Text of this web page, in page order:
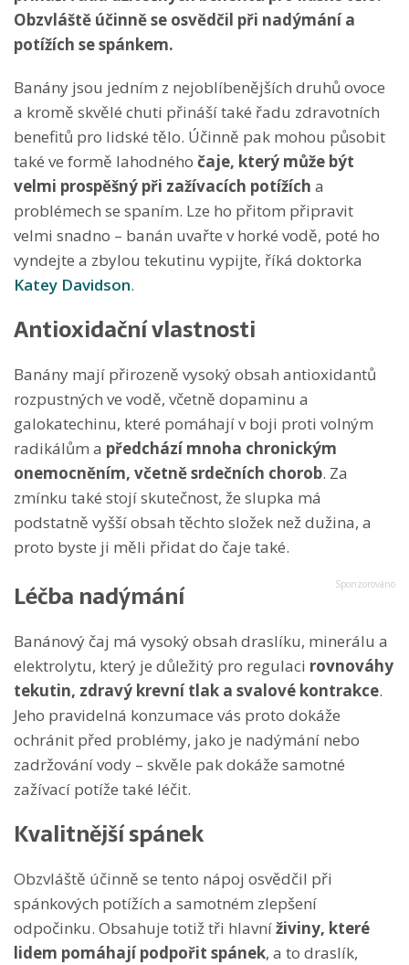
Obzvláště účinně se osvědčil při nadýmání a
potížích se spánkem.
Banány jsou jedním z nejoblíbenějších druhů ovoce
a kromě skvělé chuti přináší také řadu zdravotních
benefitů pro lidské tělo. Účinně pak mohou působit
také ve formě lahodného čaje, který může být
velmi prospěšný při zažívacích potížích a
problémech se spaním. Lze ho přitom připravit
velmi snadno – banán uvařte v horké vodě, poté ho
vyndejte a zbylou tekutinu vypijte, říká doktorka
Katey Davidson.
Antioxidační vlastnosti
Banány mají přirozeně vysoký obsah antioxidantů
rozpustných ve vodě, včetně dopaminu a
galokatechinu, které pomáhají v boji proti volným
radikálům a předchází mnoha chronickým
onemocněním, včetně srdečních chorob. Za
zmínku také stojí skutečnost, že slupka má
podstatně vyšší obsah těchto složek než dužina, a
proto byste ji měli přidat do čaje také.
Léčba nadýmání
Banánový čaj má vysoký obsah draslíku, minerálu a
elektrolytu, který je důležitý pro regulaci rovnováhy
tekutin, zdravý krevní tlak a svalové kontrakce.
Jeho pravidelná konzumace vás proto dokáže
ochránit před problémy, jako je nadýmání nebo
zadržování vody – skvěle pak dokáže samotné
zažívací potíže také léčit.
Kvalitnější spánek
Obzvláště účinně se tento nápoj osvědčil při
spánkových potížích a samotném zlepšení
odpočinku. Obsahuje totiž tři hlavníživiny, které
lidem pomáhají podpořit spánek, a to draslík,